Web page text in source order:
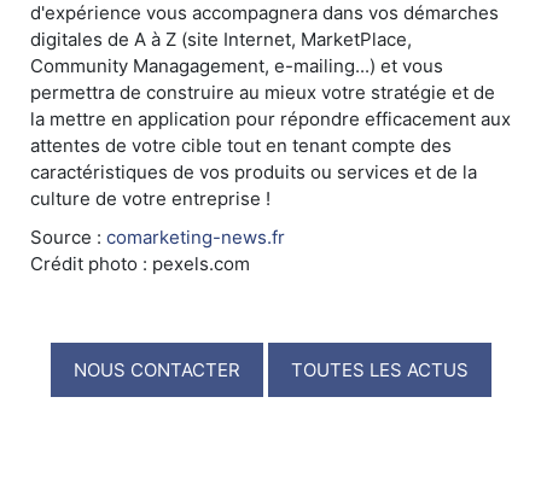
d'expérience vous accompagnera dans vos démarches
digitales de A à Z (site Internet, MarketPlace,
Community Managagement, e-mailing...) et vous
permettra de construire au mieux votre stratégie et de
la mettre en application pour répondre efficacement aux
attentes de votre cible tout en tenant compte des
caractéristiques de vos produits ou services et de la
culture de votre entreprise !
Source : comarketing-news.fr
Crédit photo : pexels.com
NOUS CONTACTER TOUTES LES ACTUS